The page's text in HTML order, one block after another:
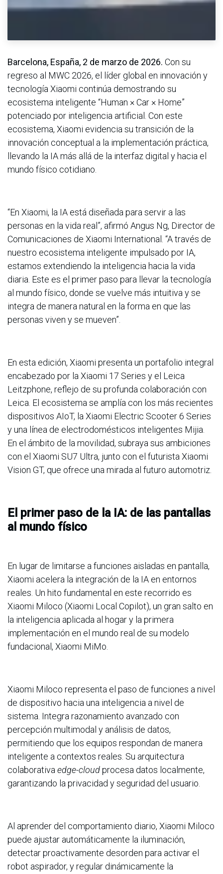
Barcelona, España, 2 de marzo de 2026. Con su
regreso al MWC 2026, el líder global en innovación y
tecnología Xiaomi continúa demostrando su
ecosistema inteligente “Human × Car × Home”
potenciado por inteligencia artificial. Con este
ecosistema, Xiaomi evidencia su transición de la
innovación conceptual a la implementación práctica,
llevando la IA más allá de la interfaz digital y hacia el
mundo físico cotidiano.
“En Xiaomi, la IA está diseñada para servir a las
personas en la vida real”, afirmó Angus Ng, Director de
Comunicaciones de Xiaomi International. “A través de
nuestro ecosistema inteligente impulsado por IA,
estamos extendiendo la inteligencia hacia la vida
diaria. Este es el primer paso para llevar la tecnología
al mundo físico, donde se vuelve más intuitiva y se
integra de manera natural en la forma en que las
personas viven y se mueven”.
En esta edición, Xiaomi presenta un portafolio integral
encabezado por la Xiaomi 17 Series y el Leica
Leitzphone, reflejo de su profunda colaboración con
Leica. El ecosistema se amplía con los más recientes
dispositivos AIoT, la Xiaomi Electric Scooter 6 Series
y una línea de electrodomésticos inteligentes Mijia.
En el ámbito de la movilidad, subraya sus ambiciones
con el Xiaomi SU7 Ultra, junto con el futurista Xiaomi
Vision GT, que ofrece una mirada al futuro automotriz.
El primer paso de la IA: de las pantallas
al mundo físico
En lugar de limitarse a funciones aisladas en pantalla,
Xiaomi acelera la integración de la IA en entornos
reales. Un hito fundamental en este recorrido es
Xiaomi Miloco (Xiaomi Local Copilot), un gran salto en
la inteligencia aplicada al hogar y la primera
implementación en el mundo real de su modelo
fundacional, Xiaomi MiMo.
Xiaomi Miloco representa el paso de funciones a nivel
de dispositivo hacia una inteligencia a nivel de
sistema. Integra razonamiento avanzado con
percepción multimodal y análisis de datos,
permitiendo que los equipos respondan de manera
inteligente a contextos reales. Su arquitectura
colaborativaedge-cloudprocesa datos localmente,
garantizando la privacidad y seguridad del usuario.
Al aprender del comportamiento diario, Xiaomi Miloco
puede ajustar automáticamente la iluminación,
detectar proactivamente desorden para activar el
robot aspirador, y regular dinámicamente la